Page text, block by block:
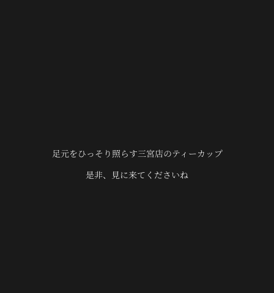
足元をひっそり照らす三宮店のティーカップ
是非、見に来てくださいね